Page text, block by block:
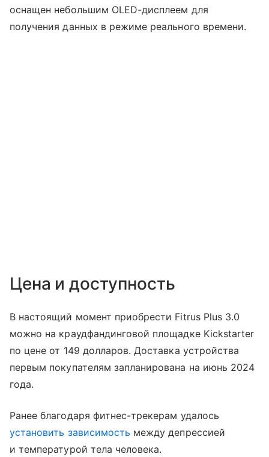
оснащен небольшим OLED-дисплеем для
получения данных в режиме реального времени.
Цена и доступность
В настоящий момент приобрести Fitrus Plus 3.0
можно на краудфандинговой площадке Kickstarter
по цене от 149 долларов. Доставка устройства
первым покупателям запланирована на июнь 2024
года.
Ранее благодаря фитнес-трекерам удалось
установить зависимость между депрессией
и температурой тела человека.